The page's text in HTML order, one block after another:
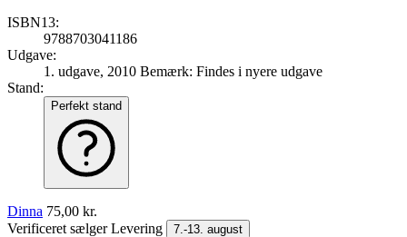
ISBN13:
9788703041186
Udgave:
1. udgave, 2010 Bemærk: Findes i nyere udgave
Stand:
Perfekt stand
Dinna 75,00 kr.
Verificeret sælgerLevering 7.-13. august